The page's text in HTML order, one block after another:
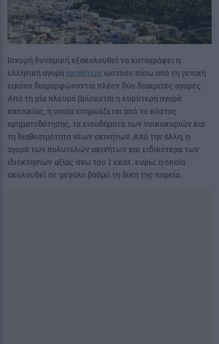
Ισχυρή δυναμική εξακολουθεί να καταγράφει η
ελληνική αγορά ακινήτων, ωστόσο πίσω από τη γενική
εικόνα διαμορφώνονται πλέον δύο διακριτές αγορές.
Από τη μία πλευρά βρίσκεται η ευρύτερη αγορά
κατοικίας, η οποία επηρεάζεται από το κόστος
χρηματοδότησης, τα εισοδήματα των νοικοκυριών και
τη διαθεσιμότητα νέων ακινήτων. Από την άλλη, η
αγορά των πολυτελών ακινήτων και ειδικότερα των
ιδιοκτησιών αξίας άνω του 1 εκατ. ευρώ, η οποία
ακολουθεί σε μεγάλο βαθμό τη δική της πορεία.